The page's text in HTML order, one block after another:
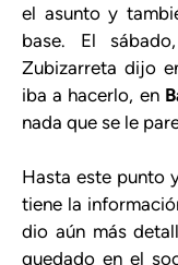
el asunto y
base. El
Zubizarreta dijo
iba a hacerlo, en
nada que se le
Hasta este punto
tiene la
dio aún más
quedado en el